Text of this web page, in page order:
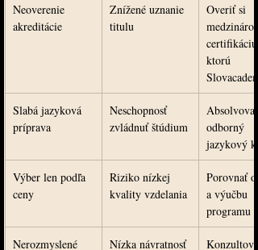
Neoverenie
akreditácie
Znížené uznanie
titulu
Overiť si
certifikáciu
ktorú
Slabá jazyková
príprava
Neschopnosť
zvládnuť štúdium
Absolvovať
odborný
jazykový
Výber len podľa
ceny
Riziko nízkej
kvality vzdelania
Porovnať
a výučbu
programu
Nerozmyslené Nízka návratnosť